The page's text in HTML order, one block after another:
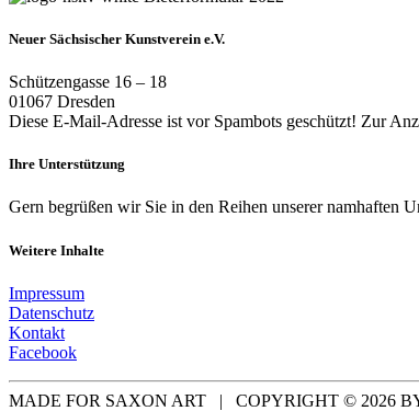
Neuer Sächsischer Kunstverein e.V.
Schützengasse 16 – 18
01067 Dresden
Diese E-Mail-Adresse ist vor Spambots geschützt! Zur
Ihre Unterstützung
Gern begrüßen wir Sie in den Reihen unserer namhaften
Weitere Inhalte
Impressum
Datenschutz
Kontakt
Facebook
MADE FOR SAXON ART | COPYRIGHT © 2026